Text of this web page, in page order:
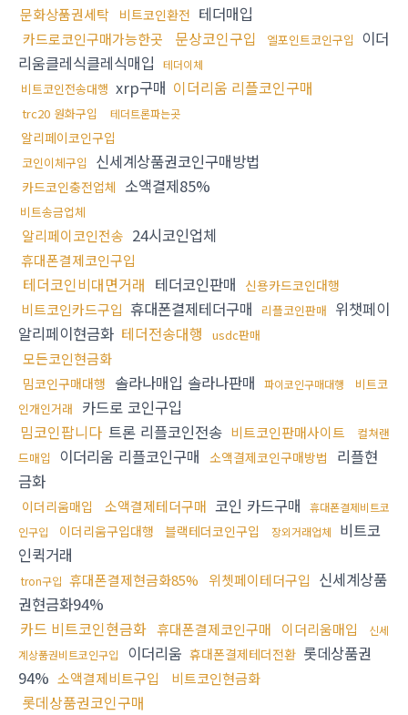
문화상품권세탁 비트코인환전 테더매입
카드로코인구매가능한곳 문상코인구입 엘포인트코인구입 이더
리움클레식클레식매입
테더이체
비트코인전송대행 xrp구매 이더리움 리플코인구매
trc20 원화구입 테더트론파는곳
알리페이코인구입
코인이체구입 신세계상품권코인구매방법
카드코인충전업체 소액결제85%
비트송금업체
알리페이코인전송 24시코인업체
휴대폰결제코인구입
테더코인비대면거래 테더코인판매 신용카드코인대행
비트코인카드구입 휴대폰결제테더구매 리플코인판매 위챗페이
알리페이현금화 테더전송대행 usdc판매
모든코인현금화
밈코인구매대행 솔라나매입 솔라나판매 파이코인구매대행
비트코
인개인거래
카드로 코인구입
밈코인팝니다 트론 리플코인전송 비트코인판매사이트
컬쳐랜
드매입
이더리움 리플코인구매 소액결제코인구매방법
리플현
금화
이더리움매입 소액결제테더구매 코인 카드구매
휴대폰결제비트코
인구입
이더리움구입대행 블랙테더코인구입 장외거래업체
비트코
인퀵거래
tron구입 휴대폰결제현금화85% 위쳇페이테더구입 신세계상품
권현금화94%
카드 비트코인현금화 휴대폰결제코인구매 이더리움매입
신세
계상품권비트코인구입
이더리움 휴대폰결제테더전환 롯데상품권
94% 소액결제비트구입 비트코인현금화
롯데상품권코인구매